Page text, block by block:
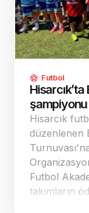
Futbol
Hisarcık’ta
şampiyonu
Hisarcık
düzenlenen
Futbol
takımların